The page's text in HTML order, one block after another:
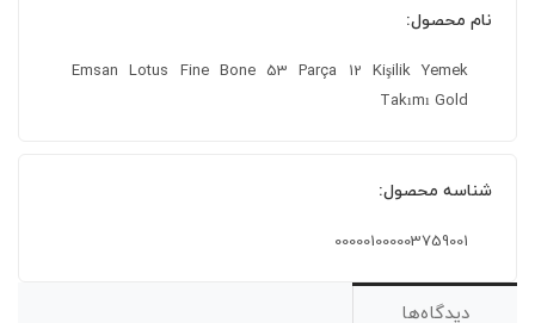
نام محصول:
Emsan Lotus Fine Bone 53 Parça 12 Kişilik Yemek
Takımı Gold
شناسه محصول:
000001000003759001
دیدگاه‌ها